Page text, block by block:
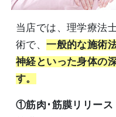
当店では、理学療法
術で、一般的な施術
神経といった身体の
す。
①筋肉･筋膜リリース